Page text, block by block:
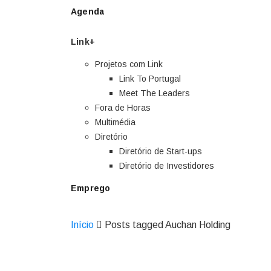
Agenda
Link+
Projetos com Link
Link To Portugal
Meet The Leaders
Fora de Horas
Multimédia
Diretório
Diretório de Start-ups
Diretório de Investidores
Emprego
Início Posts tagged Auchan Holding